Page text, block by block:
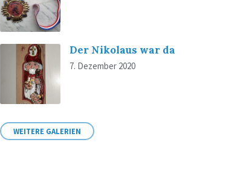
Der Nikolaus war da
7. Dezember 2020
WEITERE GALERIEN